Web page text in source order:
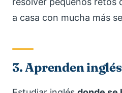
a casa con mucha más
3. Aprenden